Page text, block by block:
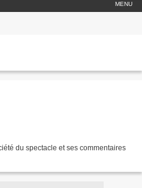
MENU
du spectacle et ses commentaires